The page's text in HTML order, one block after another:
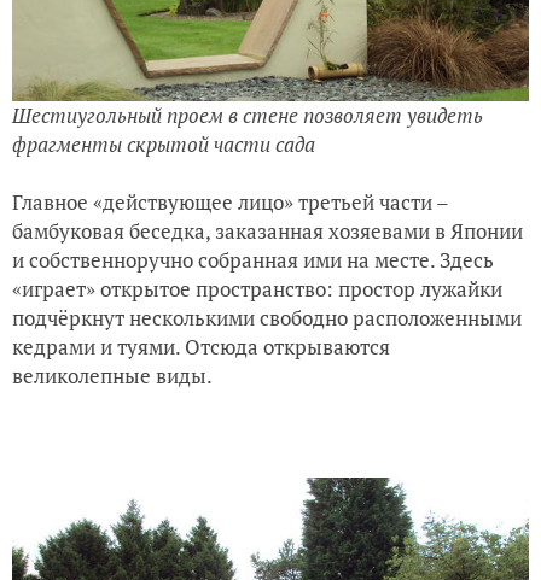
Шестиугольный проем в стене позволяет увидеть
фрагменты скрытой части сада
Главное «действующее лицо» третьей части –
бамбуковая беседка, заказанная хозяевами в Японии
и собственноручно собранная ими на месте. Здесь
«играет» открытое пространство: простор лужайки
подчёркнут несколькими свободно расположенными
кедрами и туями. Отсюда открываются
великолепные виды.